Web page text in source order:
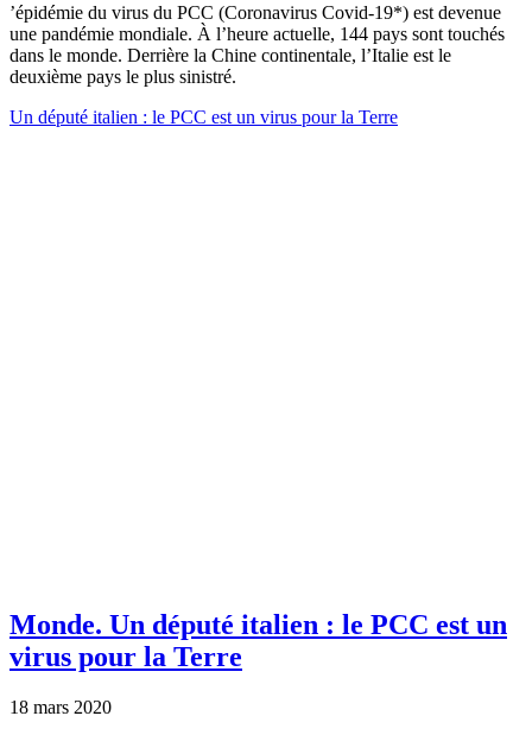
’épidémie du virus du PCC (Coronavirus Covid-19*) est devenue
une pandémie mondiale. À l’heure actuelle, 144 pays sont touchés
dans le monde. Derrière la Chine continentale, l’Italie est le
deuxième pays le plus sinistré.
Un député italien : le PCC est un virus pour la Terre
Monde. Un député italien : le PCC est un
virus pour la Terre
18 mars 2020